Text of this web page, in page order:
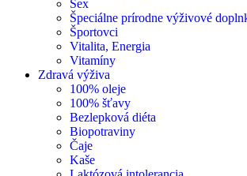
Sex
Špeciálne prírodne výživové
Športovci
Vitalita, Energia
Vitamíny
Zdravá výživa
100% oleje
100% šťavy
Bezlepková diéta
Biopotraviny
Čaje
Kaše